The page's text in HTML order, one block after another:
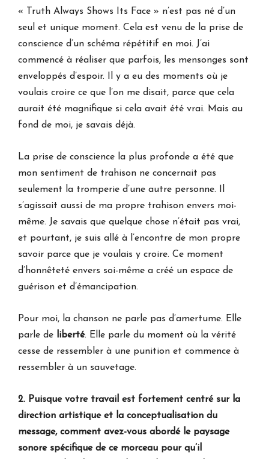
« Truth Always Shows Its Face » n’est pas né d’un
seul et unique moment. Cela est venu de la prise de
conscience d’un schéma répétitif en moi. J’ai
commencé à réaliser que parfois, les mensonges sont
enveloppés d’espoir. Il y a eu des moments où je
voulais croire ce que l’on me disait, parce que cela
aurait été magnifique si cela avait été vrai. Mais au
fond de moi, je savais déjà.
La prise de conscience la plus profonde a été que
mon sentiment de trahison ne concernait pas
seulement la tromperie d’une autre personne. Il
s’agissait aussi de ma propre trahison envers moi-
même. Je savais que quelque chose n’était pas vrai,
et pourtant, je suis allé à l’encontre de mon propre
savoir parce que je voulais y croire. Ce moment
d’honnêteté envers soi-même a créé un espace de
guérison et d’émancipation.
Pour moi, la chanson ne parle pas d’amertume. Elle
parle de liberté. Elle parle du moment où la vérité
cesse de ressembler à une punition et commence à
ressembler à un sauvetage.
2. Puisque votre travail est fortement centré sur la
direction artistique et la conceptualisation du
message, comment avez-vous abordé le paysage
sonore spécifique de ce morceau pour qu’il